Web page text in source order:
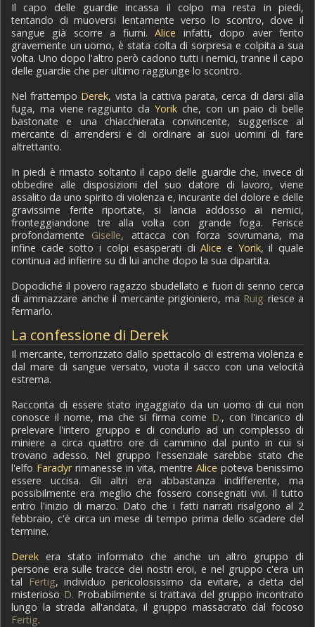
Il capo delle guardie incassa il colpo ma resta in piedi,
tentando di muoversi lentamente verso lo scontro, dove il
sangue già scorre a fiumi.Alice infatti, dopo aver ferito
gravemente un uomo, è stata colta di sorpresa e colpita a sua
volta. Uno dopo l'altro però cadono tutti i nemici, tranne il capo
delle guardie che per ultimo raggiunge lo scontro.
Nel frattempo Derek, vista la cattiva parata, cerca di darsi alla
fuga, ma viene raggiunto daYorik che, con un paio di belle
bastonate e una chiacchierata convincente, suggerisce al
mercante di arrendersi e di ordinare ai suoi uomini di fare
altrettanto.
In piedi è rimasto soltanto il capo delle guardie che, invece di
obbedire alle disposizioni del suo datore di lavoro, viene
assalito da uno spirito di violenza e, incurante del dolore e delle
gravissime ferite riportate, si lancia addosso ai nemici,
fronteggiandone tre alla volta con grande foga. Ferisce
profondamente Giselle, attacca con forza sovrumana, ma
infine cade sotto i colpi esasperati diAlice e Yorik, il quale
continua ad infierire su di lui anche dopo la sua dipartita.
Dopodiché il povero ragazzo sbudellato e fuori di senno cerca
di ammazzare anche il mercante prigioniero, ma Ruig riesce a
fermarlo.
La confessione di Derek
Il mercante, terrorizzato dallo spettacolo di estrema violenza e
dal mare di sangue versato, vuota il sacco con una velocità
estrema.
Racconta di essere stato ingaggiato da un uomo di cui non
conosce il nome, ma che si firma come D., con l'incarico di
prelevare l'intero gruppo e di condurlo ad un complesso di
miniere a circa quattro ore di cammino dal punto in cui si
trovano adesso. Nel gruppo l'essenziale sarebbe stato che
l'elfo Faradyrrimanesse in vita, mentre Alice poteva benissimo
essere uccisa. Gli altri era abbastanza indifferente, ma
possibilmente era meglio che fossero consegnati vivi. Il tutto
entro l'inizio di marzo. Dato che i fatti narrati risalgono al 2
febbraio, c'è circa un mese di tempo prima dello scadere del
termine.
Derek era stato informato che anche un altro gruppo di
persone era sulle tracce dei nostri eroi, e nel gruppo c'era un
tal
Fertig, individuo pericolosissimo da evitare, a detta del
misterioso D. Probabilmente si trattava del gruppo incontrato
lungo la strada all'andata, il gruppo massacrato dal focoso
Fertig.